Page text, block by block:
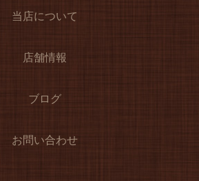
当店について
店舗情報
ブログ
お問い合わせ